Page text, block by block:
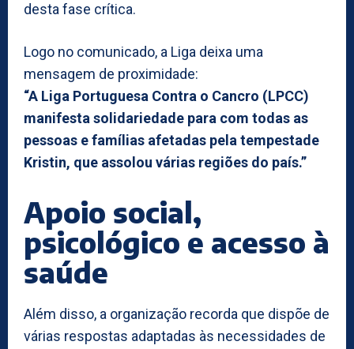
desta fase crítica.
Logo no comunicado, a Liga deixa uma
mensagem de proximidade:
“A Liga Portuguesa Contra o Cancro (LPCC)
manifesta solidariedade para com todas as
pessoas e famílias afetadas pela tempestade
Kristin, que assolou várias regiões do país.”
Apoio social,
psicológico e acesso à
saúde
Além disso, a organização recorda que dispõe de
várias respostas adaptadas às necessidades de